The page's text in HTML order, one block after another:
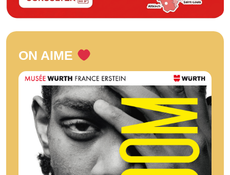
ON AIME